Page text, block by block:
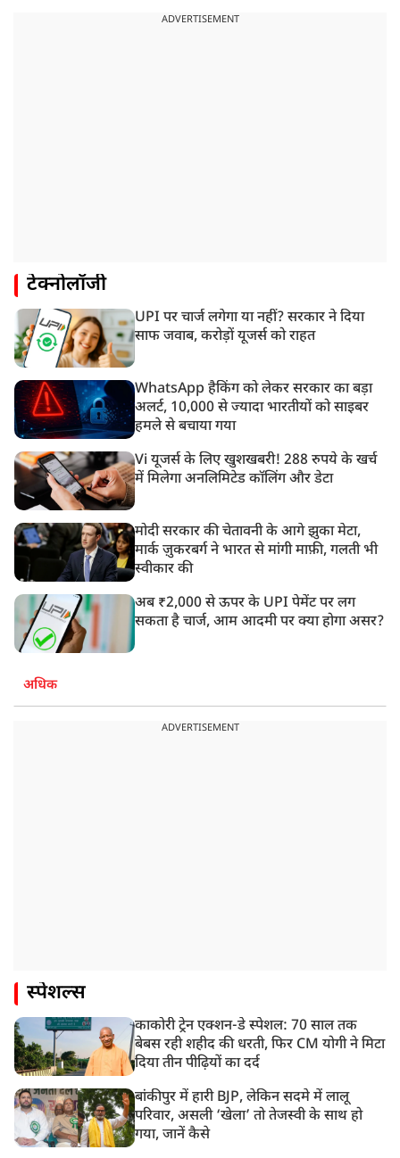
ADVERTISEMENT
टेक्नोलॉजी
UPI पर चार्ज लगेगा या नहीं? सरकार ने दिया
साफ जवाब, करोड़ों यूजर्स को राहत
WhatsApp हैकिंग को लेकर सरकार का बड़ा
अलर्ट, 10,000 से ज्यादा भारतीयों को साइबर
हमले से बचाया गया
Vi यूजर्स के लिए खुशखबरी! 288 रुपये के खर्च
में मिलेगा अनलिमिटेड कॉलिंग और डेटा
मोदी सरकार की चेतावनी के आगे झुका मेटा,
मार्क ज़ुकरबर्ग ने भारत से मांगी माफ़ी, गलती भी
स्वीकार की
अब ₹2,000 से ऊपर के UPI पेमेंट पर लग
सकता है चार्ज, आम आदमी पर क्या होगा असर?
अधिक
ADVERTISEMENT
स्पेशल्स
काकोरी ट्रेन एक्शन-डे स्पेशल: 70 साल तक
बेबस रही शहीद की धरती, फिर CM योगी ने मिटा
दिया तीन पीढ़ियों का दर्द
बांकीपुर में हारी BJP, लेकिन सदमे में लालू
परिवार, असली ‘खेला’ तो तेजस्वी के साथ हो
गया, जानें कैसे